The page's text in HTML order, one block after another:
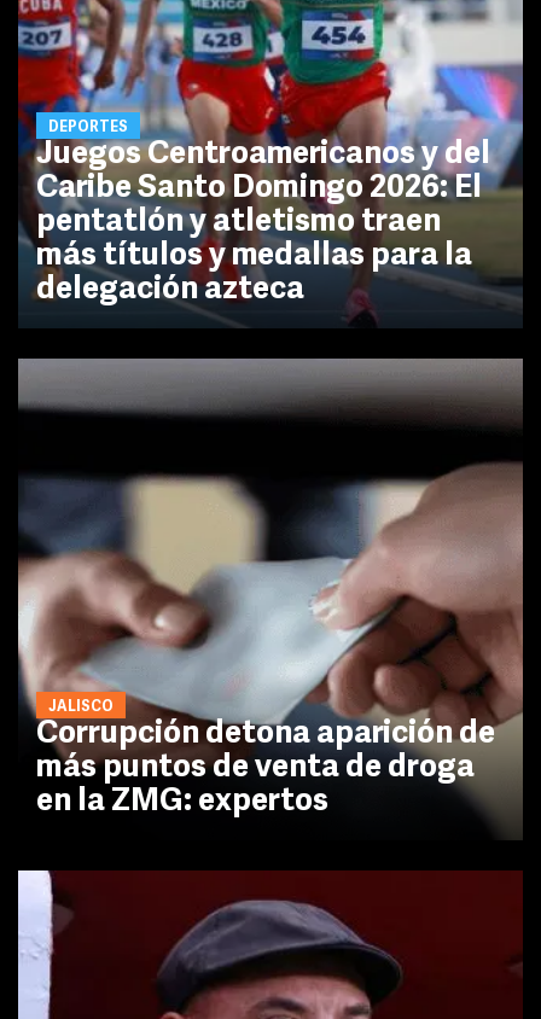
DEPORTES
Juegos Centroamericanos y del
Caribe Santo Domingo 2026: El
pentatlón y atletismo traen
más títulos y medallas para la
delegación azteca
JALISCO
Corrupción detona aparición de
más puntos de venta de droga
en la ZMG: expertos